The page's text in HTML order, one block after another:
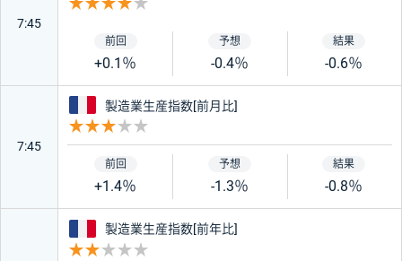
7:45
+0.1％ -0.4％ -0.6％
7:45
フランス
製造業生産指数[前月比]
+1.4％ -1.3％ -0.8％
フランス
製造業生産指数[前年比]